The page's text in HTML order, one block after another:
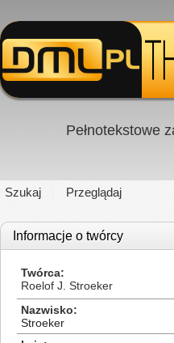
Pełnotekstowe
Szukaj Przeglądaj
Informacje o twórcy
Twórca
Roelof J. Stroeker
Nazwisko
Stroeker